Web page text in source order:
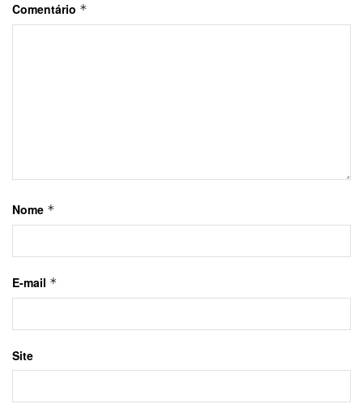
Comentário *
Nome *
E-mail *
Site